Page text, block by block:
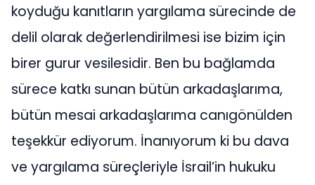
koyduğu kanıtların yargılama sürecinde de
delil olarak değerlendirilmesi ise bizim için
birer gurur vesilesidir. Ben bu bağlamda
sürece katkı sunan bütün arkadaşlarıma,
bütün mesai arkadaşlarıma canıgönülden
teşekkür ediyorum. İnanıyorum ki bu dava
ve yargılama süreçleriyle İsrail’in hukuku